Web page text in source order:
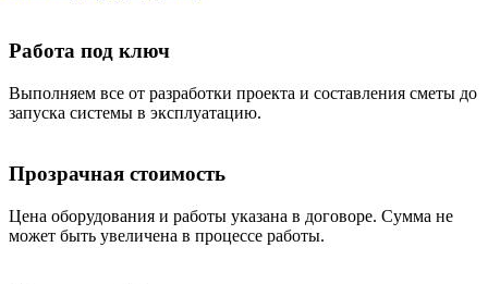
Работа под ключ
Выполняем все от разработки проекта и составления сметы до
запуска системы в эксплуатацию.
Прозрачная стоимость
Цена оборудования и работы указана в договоре. Сумма не
может быть увеличена в процессе работы.